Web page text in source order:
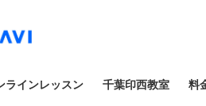
ラインレッスン 千葉印西教室 料